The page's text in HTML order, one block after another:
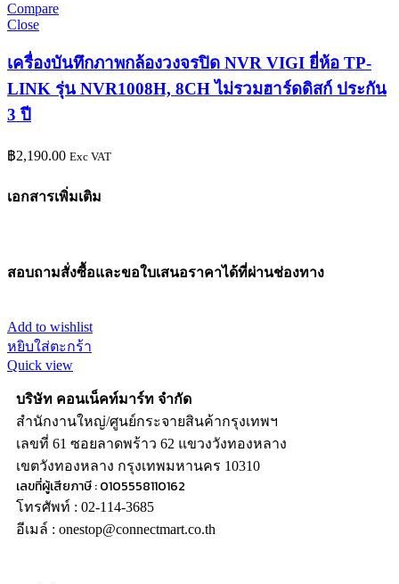
Compare
Close
เครื่องบันทึกภาพกล้องวงจรปิด NVR VIGI ยี่ห้อ TP-
LINK รุ่น NVR1008H, 8CH ไม่รวมฮาร์ดดิสก์ ประกัน
3 ปี
฿2,190.00 Exc VAT
เอกสารเพิ่มเติม
สอบถามสั่งซื้อและขอใบเสนอราคาได้ที่ผ่านช่องทาง
Add to wishlist
หยิบใส่ตะกร้า
Quick view
บริษัท คอนเน็คท์มาร์ท จำกัด
สำนักงานใหญ่/ศูนย์กระจายสินค้ากรุงเทพฯ
เลขที่ 61 ซอยลาดพร้าว 62 แขวงวังทองหลาง
เขตวังทองหลาง กรุงเทพมหานคร 10310
เลขที่ผู้เสียภาษี : 0105558110162
โทรศัพท์ : 02-114-3685
อีเมล์ : onestop@connectmart.co.th